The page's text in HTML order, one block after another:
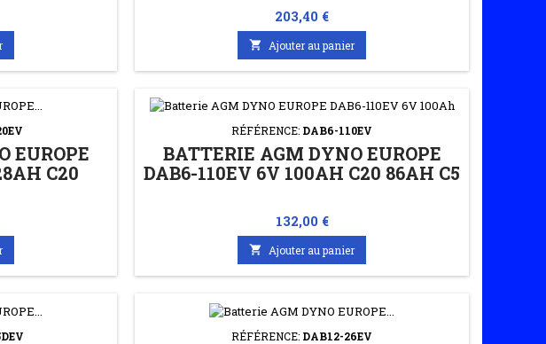
Prix
203,40 €
 Ajouter au panier
EUROPE
C20
RÉFÉRENCE: DAB6-110EV
BATTERIE AGM DYNO EUROPE
DAB6-110EV 6V 100AH C20 86AH C5
Prix
132,00 €
 Ajouter au panier
RÉFÉRENCE: DAB12-26EV